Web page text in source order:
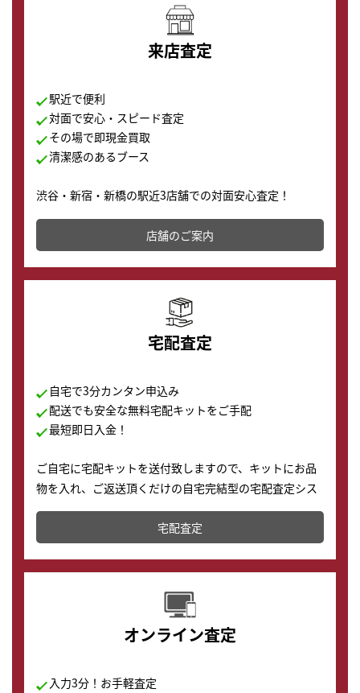
来店査定
駅近で便利
対面で安心・スピード査定
その場で即現金買取
清潔感のあるブース
渋谷・新宿・新橋の駅近3店舗での対面安心査定！
その場で現金買取致します。渋谷本店では、時計販売の
店舗を併設しており、下取りに出してお得に新しい時計
の購入もできます♪
店舗のご案内
宅配査定
自宅で3分カンタン申込み
配送でも安全な無料宅配キットをご手配
最短即日入金！
ご自宅に宅配キットを送付致しますので、キットにお品
物を入れ、ご返送頂くだけの自宅完結型の宅配査定シス
テムです。
配送でも簡単&安全に査定・買取に出すことが可能で
す。
宅配査定
オンライン査定
入力3分！お手軽査定